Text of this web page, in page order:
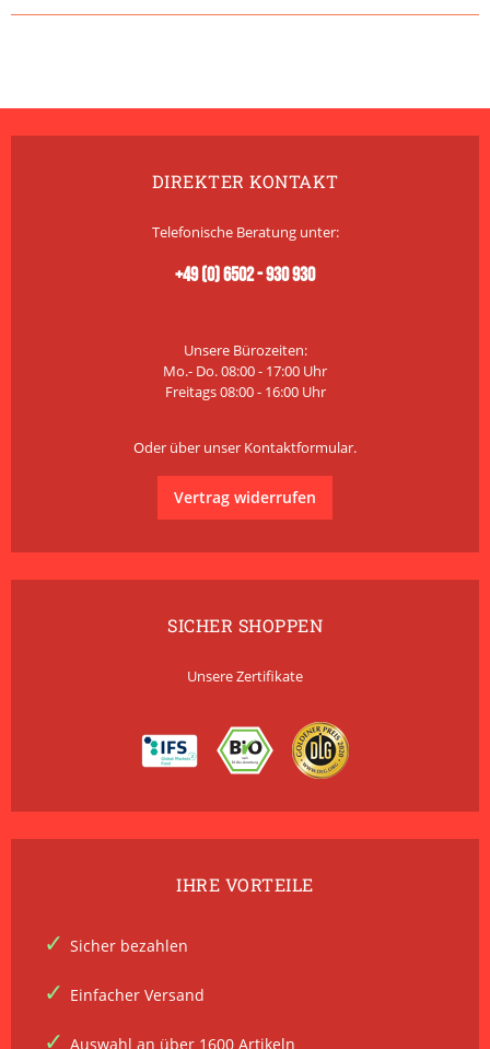
DIREKTER KONTAKT
Telefonische Beratung unter:
+49 (0) 6502 - 930 930
Unsere Bürozeiten:
Mo.- Do. 08:00 - 17:00 Uhr
Freitags 08:00 - 16:00 Uhr
Oder über unser Kontaktformular.
Vertrag widerrufen
SICHER SHOPPEN
Unsere Zertifikate
IHRE VORTEILE
Sicher bezahlen
Einfacher Versand
Auswahl an über 1600 Artikeln